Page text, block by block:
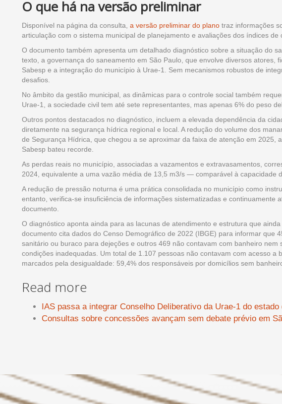
O que há na versão preliminar
Disponível na página da consulta, a versão preliminar do plano traz informações
articulação com o sistema municipal de planejamento e avaliações dos índices de
O documento também apresenta um detalhado diagnóstico sobre a situação do
texto, a governança do saneamento em São Paulo, que envolve diversos atores,
Sabesp e a integração do município à Urae-1. Sem mecanismos robustos de
desafios.
No âmbito da gestão municipal, as dinâmicas para o controle social também
Urae-1, a sociedade civil tem até sete representantes, mas apenas 6% do peso
Outros pontos destacados no diagnóstico, incluem a elevada dependência da
diretamente na segurança hídrica regional e local. A redução do volume dos
de Segurança Hídrica, que chegou a se aproximar da faixa de atenção em 2025,
Sabesp bateu recorde.
As perdas reais no município, associadas a vazamentos e extravasamentos,
2024, equivalente a uma vazão média de 13,5 m3/s — comparável à capacidade
A redução de pressão noturna é uma prática consolidada no município como
entanto, verifica-se insuficiência de informações sistematizadas e continuamente
documento.
O diagnóstico aponta ainda para as lacunas de atendimento e estrutura que
documento cita dados do Censo Demográfico de 2022 (IBGE) para informar que
sanitário ou buraco para dejeções e outros 469 não contavam com banheiro
condições inadequadas. Um total de 1.107 pessoas não contavam com acesso a
marcados pela desigualdade: 59,4% dos responsáveis por domicílios sem
Read more
IAS passa a integrar Conselho Deliberativo da Urae-1 do estado
Consultas sobre concessões avançam sem debate prévio em